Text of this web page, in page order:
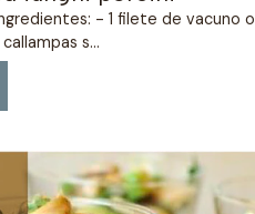
- 1 filete de vacuno o
s...